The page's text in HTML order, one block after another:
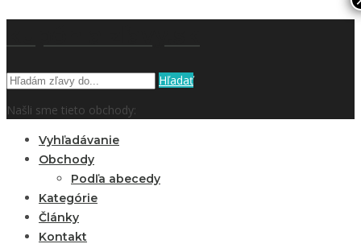
Hľadať
Našli sme tieto obchody:
Vyhľadávanie
Obchody
Podľa abecedy
Kategórie
Články
Kontakt